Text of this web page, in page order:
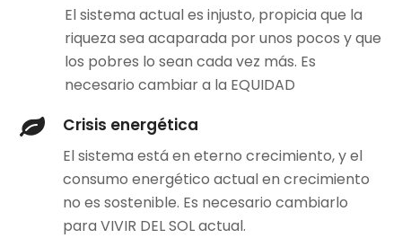
El sistema actual es injusto, propicia que la
riqueza sea acaparada por unos pocos y que
los pobres lo sean cada vez más. Es
necesario cambiar a la EQUIDAD
Crisis energética
El sistema está en eterno crecimiento, y el
consumo energético actual en crecimiento
no es sostenible. Es necesario cambiarlo
para VIVIR DEL SOL actual.